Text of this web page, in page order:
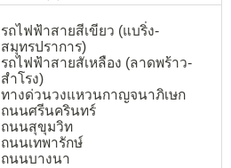
รถไฟฟ้าสายสีเขียว (แบริ่ง-
สมุทรปราการ)
รถไฟฟ้าสายสัเหลือง (ลาดพร้าว-
สำโรง)
ทางด่วนวงแหวนกาญจนาภิเษก
ถนนศรีนครินทร์
ถนนสุขุมวิท
ถนนเทพารักษ์
ถนนบางนา